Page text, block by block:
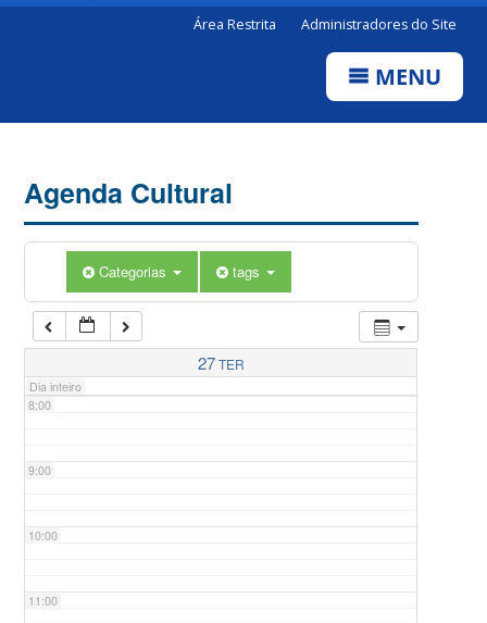
Área Restrita Administradores do Site
MENU
Agenda Cultural
Categorias tags
27TER
Dia inteiro
5:00
7:00
8:00
9:00
10:00
11:00